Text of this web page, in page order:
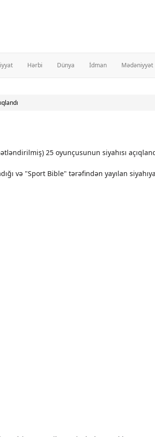
Hərbi Dünya İdman Mədəniyyət
25 oyunçusunun siyahısı
və "Sport Bible" tərəfindən yayılan